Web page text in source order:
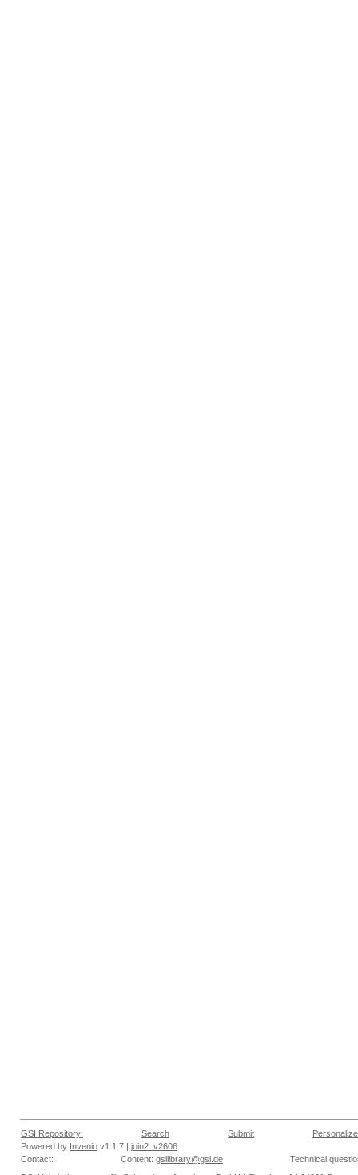
GSI Repository: Search Submit
Personalize
Powered by Invenio v1.1.7 | join2_v2606
Contact:
Content: gsilibrary@gsi.de
Technical